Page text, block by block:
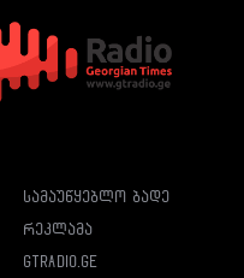
სამაუწყებლო ბადე
რეკლამა
gtradio.ge